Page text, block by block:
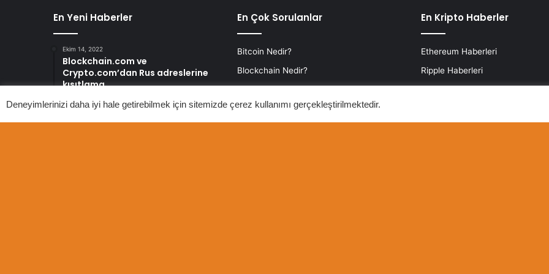
En Yeni Haberler
Ekim 14, 2022
Blockchain.com ve
Crypto.com’dan Rus adreslerine
kısıtlama
Ekim 14, 2022
En Çok Sorulanlar
Bitcoin Nedir?
Blockchain Nedir?
Kripto Para Nedir?
En Kripto Haberler
Ethereum Haberleri
Ripple Haberleri
Deneyimlerinizi daha iyi hale getirebilmek için sitemizde çerez kullanımı gerçekleştirilmektedir.